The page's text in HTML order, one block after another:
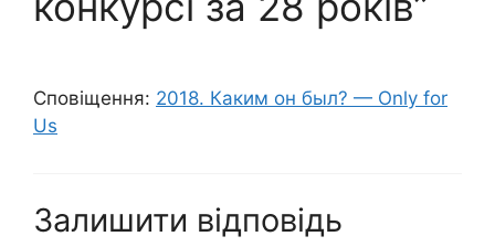
Сповіщення: 2018. Каким он был? — Only for
Us
Залишити відповідь